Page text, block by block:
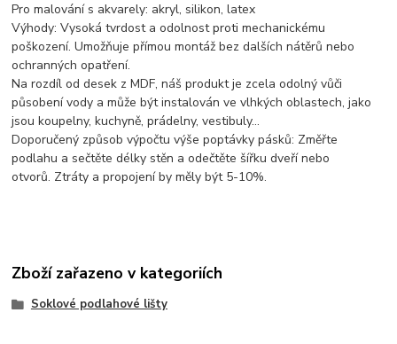
Pro malování s akvarely: akryl, silikon, latex
Výhody: Vysoká tvrdost a odolnost proti mechanickému
poškození. Umožňuje přímou montáž bez dalších nátěrů nebo
ochranných opatření.
Na rozdíl od desek z MDF, náš produkt je zcela odolný vůči
působení vody a může být instalován ve vlhkých oblastech, jako
jsou koupelny, kuchyně, prádelny, vestibuly...
Doporučený způsob výpočtu výše poptávky pásků: Změřte
podlahu a sečtěte délky stěn a odečtěte šířku dveří nebo
otvorů. Ztráty a propojení by měly být 5-10%.
Zboží zařazeno v kategoriích
Soklové podlahové lišty